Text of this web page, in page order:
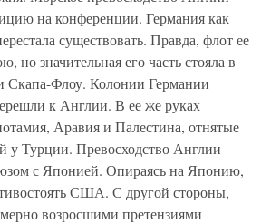
на конференции. Германия как
существовать. Правда, флот ее
но значительная его часть стояла в
Скапа-Флоу. Колонии Германии
к Англии. В ее же руках
Аравия и Палестина, отнятые
у Турции. Превосходство Англии
с Японией. Опираясь на Японию,
США. С другой стороны,
возросшими претензиями